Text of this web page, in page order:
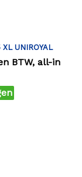
UNIROYAL
BTW, all-in